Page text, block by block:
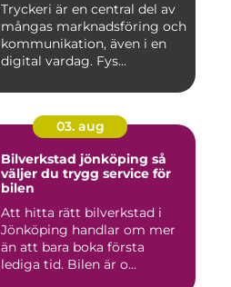
Tryckeri är en central del av
mångas marknadsföring och
kommunikation, även i en
digital vardag. Fys...
03. aug
Bilverkstad jönköping så
väljer du trygg service för
bilen
Att hitta rätt bilverkstad i
Jönköping handlar om mer
än att bara boka första
lediga tid. Bilen är o...